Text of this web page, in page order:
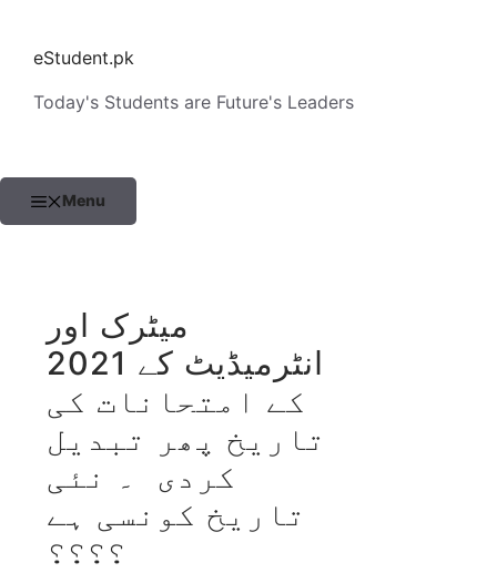
contenteStudent.pk
Today's Students are Future's Leaders
Menu
میٹرک اور
انٹرمیڈیٹ کے 2021
کے امتحانات کی
تاریخ پھر تبدیل
کردی ۔ نئی
تاریخ کونسی ہے
؟؟؟؟